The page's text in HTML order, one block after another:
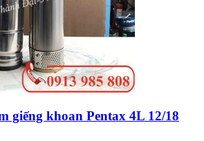
giếng khoan Pentax 4L 12/18